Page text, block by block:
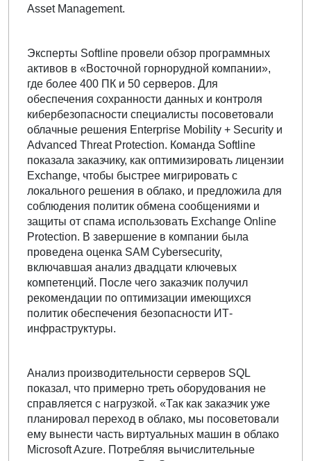
Asset Management.
Эксперты Softline провели обзор программных
активов в «Восточной горнорудной компании»,
где более 400 ПК и 50 серверов. Для
обеспечения сохранности данных и контроля
кибербезопасности специалисты посоветовали
облачные решения Enterprise Mobility + Security и
Advanced Threat Protection. Команда Softline
показала заказчику, как оптимизировать лицензии
Exchange, чтобы быстрее мигрировать с
локального решения в облако, и предложила для
соблюдения политик обмена сообщениями и
защиты от спама использовать Exchange Online
Protection. В завершение в компании была
проведена оценка SAM Cybersecurity,
включавшая анализ двадцати ключевых
компетенций. После чего заказчик получил
рекомендации по оптимизации имеющихся
политик обеспечения безопасности ИТ-
инфраструктуры.
Анализ производительности серверов SQL
показал, что примерно треть оборудования не
справляется с нагрузкой. «Так как заказчик уже
планировал переход в облако, мы посоветовали
ему вынести часть виртуальных машин в облако
Microsoft Azure. Потребляя вычислительные